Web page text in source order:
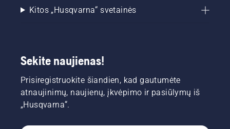
Kitos „Husqvarna“ svetainės
Sekite naujienas!
Prisiregistruokite šiandien, kad gautumėte
atnaujinimų, naujienų, įkvėpimo ir pasiūlymų iš
„Husqvarna“.